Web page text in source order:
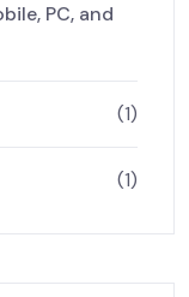
PC, and
(1)
(1)